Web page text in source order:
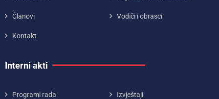
Članovi Vodiči i obrasci
Kontakt
Interni akti
Programi rada Izvještaji